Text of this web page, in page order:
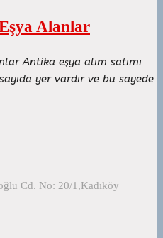
Alanlar
Antika eşya alım satımı
yer vardır ve bu sayede
Cd. No: 20/1,Kadıköy